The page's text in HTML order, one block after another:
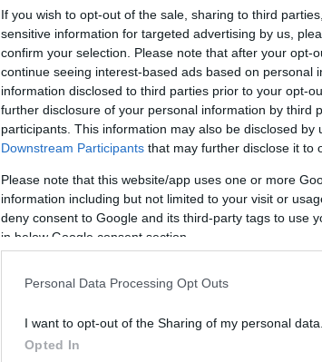
If you wish to opt-out of the sale, sharing to third
sensitive information for targeted advertising by us,
confirm your selection. Please note that after your opt-
continue seeing interest-based ads based on personal
information disclosed to third parties prior to your opt-
further disclosure of your personal information by third
participants. This information may also be disclosed by
Downstream Participants that may further disclose it to
Please note that this website/app uses one or more
information including but not limited to your visit or
deny consent to Google and its third-party tags to use
in below Google consent section.
Personal Data Processing Opt Outs
I want to opt-out of the Sharing of my personal data.
Opted In